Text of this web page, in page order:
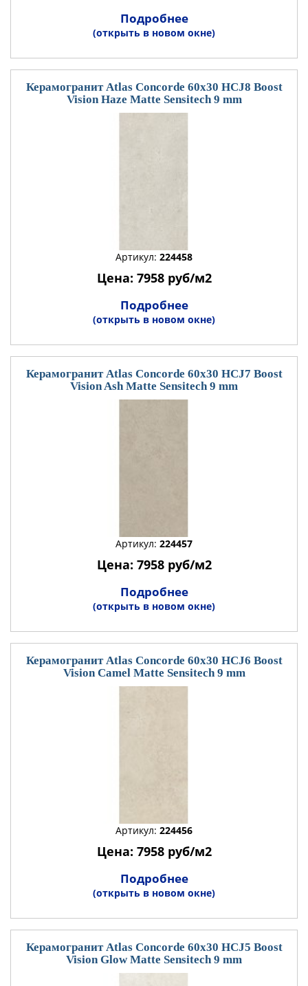
Подробнее
(открыть в новом окне)
Керамогранит Atlas Concorde 60x30 HCJ8 Boost
Vision Haze Matte Sensitech 9 mm
Артикул: 224458
Цена: 7958 руб/м2
Подробнее
(открыть в новом окне)
Керамогранит Atlas Concorde 60x30 HCJ7 Boost
Vision Ash Matte Sensitech 9 mm
Артикул: 224457
Цена: 7958 руб/м2
Подробнее
(открыть в новом окне)
Керамогранит Atlas Concorde 60x30 HCJ6 Boost
Vision Camel Matte Sensitech 9 mm
Артикул: 224456
Цена: 7958 руб/м2
Подробнее
(открыть в новом окне)
Керамогранит Atlas Concorde 60x30 HCJ5 Boost
Vision Glow Matte Sensitech 9 mm